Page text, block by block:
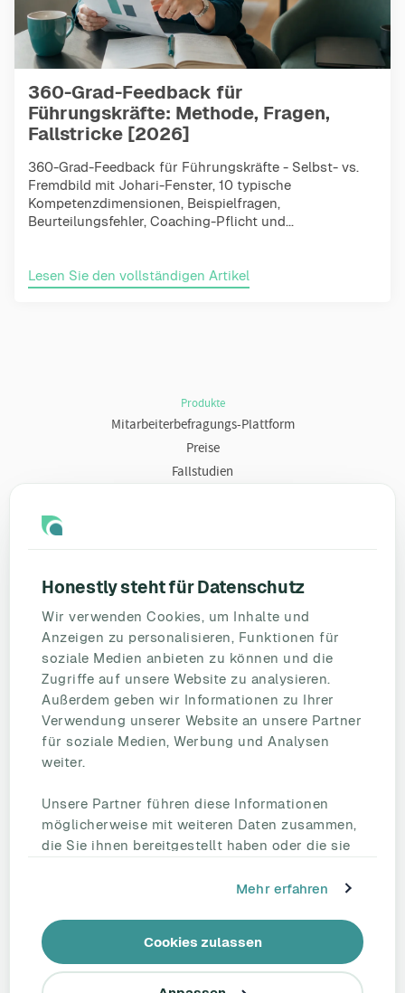
Honestly steht für Datenschutz
Wir verwenden Cookies, um Inhalte und
Anzeigen zu personalisieren, Funktionen für
soziale Medien anbieten zu können und die
Zugriffe auf unsere Website zu analysieren.
Außerdem geben wir Informationen zu Ihrer
Verwendung unserer Website an unsere Partner
für soziale Medien, Werbung und Analysen
weiter.
Unsere Partner führen diese Informationen
möglicherweise mit weiteren Daten zusammen,
die Sie ihnen bereitgestellt haben oder die sie
Mehr erfahren
Cookies zulassen
360-Grad-Feedback für
Führungskräfte: Methode, Fragen,
Fallstricke [2026]
360-Grad-Feedback für Führungskräfte - Selbst- vs.
Fremdbild mit Johari-Fenster, 10 typische
Kompetenzdimensionen, Beispielfragen,
Beurteilungsfehler, Coaching-Pflicht und...
Lesen Sie den vollständigen Artikel
Produkte
Mitarbeiterbefragungs-Plattform
Preise
Fallstudien
Umfragevorlagen
Mitarbeiterbefragung
Mitarbeiterzufriedenheit
eNPS
Employee Engagement
Status Page
Unternehmen
Über uns
Reden Sie mit uns
Kontakt
linkedin